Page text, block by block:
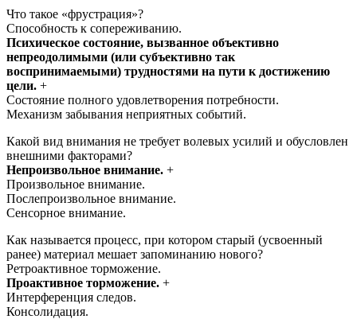
Что такое «фрустрация»?
Способность к сопереживанию.
Психическое состояние, вызванное объективно
непреодолимыми (или субъективно так
воспринимаемыми) трудностями на пути к достижению
цели. +
Состояние полного удовлетворения потребности.
Механизм забывания неприятных событий.
Какой вид внимания не требует волевых усилий и обусловлен
внешними факторами?
Непроизвольное внимание. +
Произвольное внимание.
Послепроизвольное внимание.
Сенсорное внимание.
Как называется процесс, при котором старый (усвоенный
ранее) материал мешает запоминанию нового?
Ретроактивное торможение.
Проактивное торможение. +
Интерференция следов.
Консолидация.